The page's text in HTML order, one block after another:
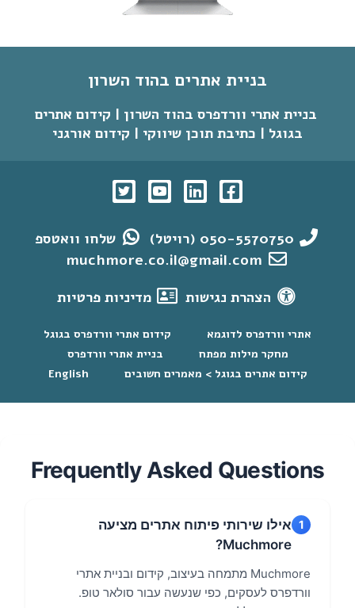
בניית אתרים בהוד השרון
בניית אתרי וורדפרס בהוד השרון | קידום אתרים
בגוגל | כתיבת תוכן שיווקי | קידום אורגני
050-5570750 (רויטל)
שלחו וואטספ
muchmore.co.il@gmail.com
הצהרת נגישות
מדיניות פרטיות
אתרי וורדפרס לדוגמא
קידום אתרי וורדפרס בגוגל
מחקר מילות מפתח
בניית אתרי וורדפרס
קידום אתרים בגוגל > מאמרים חשובים
English